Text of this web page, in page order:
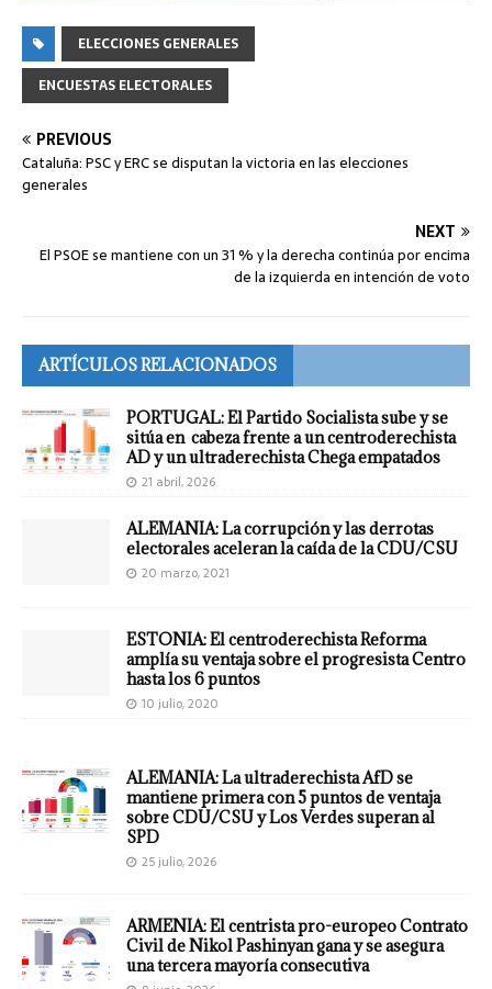
ELECCIONES GENERALES
ENCUESTAS ELECTORALES
PREVIOUS
Cataluña: PSC y ERC se disputan la victoria en las elecciones
generales
NEXT
El PSOE se mantiene con un 31 % y la derecha continúa por encima
de la izquierda en intención de voto
ARTÍCULOS RELACIONADOS
PORTUGAL: El Partido Socialista sube y se
sitúa en cabeza frente a un centroderechista
AD y un ultraderechista Chega empatados
21 abril, 2026
ALEMANIA: La corrupción y las derrotas
electorales aceleran la caída de la CDU/CSU
20 marzo, 2021
ESTONIA: El centroderechista Reforma
amplía su ventaja sobre el progresista Centro
hasta los 6 puntos
10 julio, 2020
ALEMANIA: La ultraderechista AfD se
mantiene primera con 5 puntos de ventaja
sobre CDU/CSU y Los Verdes superan al
SPD
25 julio, 2026
ARMENIA: El centrista pro-europeo Contrato
Civil de Nikol Pashinyan gana y se asegura
una tercera mayoría consecutiva